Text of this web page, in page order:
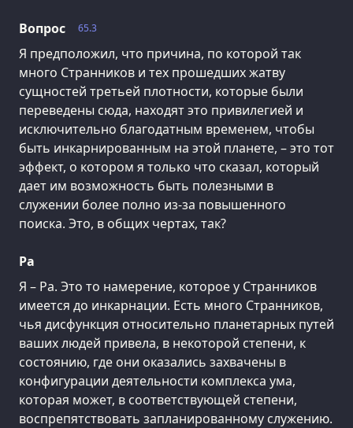
65.3
Вопрос
Я предположил, что причина, по которой так
много Странников и тех прошедших жатву
сущностей третьей плотности, которые были
переведены сюда, находят это привилегией и
исключительно благодатным временем, чтобы
быть инкарнированным на этой планете, – это тот
эффект, о котором я только что сказал, который
дает им возможность быть полезными в
служении более полно из-за повышенного
поиска. Это, в общих чертах, так?
Ра
Я – Ра. Это то намерение, которое у Странников
имеется до инкарнации. Есть много Странников,
чья дисфункция относительно планетарных путей
ваших людей привела, в некоторой степени, к
состоянию, где они оказались захвачены в
конфигурации деятельности комплекса ума,
которая может, в соответствующей степени,
воспрепятствовать запланированному служению.